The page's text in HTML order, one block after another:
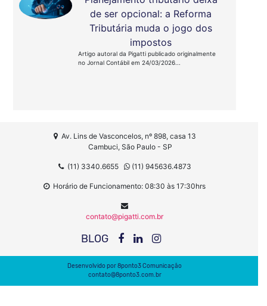
de ser opcional: a Reforma
Tributária muda o jogo dos
impostos
Artigo autoral da Pigatti publicado originalmente
no Jornal Contábil em 24/03/2026...
Av. Lins de Vasconcelos, nº 898, casa 13
Cambuci, São Paulo - SP
(11) 3340.6655 (11) 945636.4873
Horário de Funcionamento: 08:30 às 17:30hrs
contato@pigatti.com.br
BLOG
Desenvolvido por8ponto3 Comunicação
contato@8ponto3.com.br